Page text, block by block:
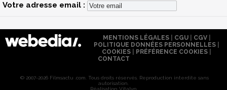
Votre adresse email :
MENTIONS LÉGALES| CGU| CGV|
POLITIQUE DONNÉES PERSONNELLES
COOKIES
PRÉFÉRENCE COOKIES
CONTACT
© 2007-2026 Filmsactu .com. Tous droits réservés. Reproduction interdite sans
autorisation.
Réalisation Vitalyn